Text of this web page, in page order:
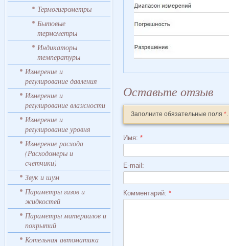
Термогигрометры
Бытовые
термометры
Индикаторы
температуры
Измерение и
регулирование давления
Измерение и
регулирование влажности
Измерение и
регулирование уровня
Измерение расхода
(Расходомеры и
счетчики)
Звук и шум
Параметры газов и
жидкостей
Параметры материалов и
покрытий
Котельная автоматика
Оставьте отзыв
Заполните обязательные поля *.
Имя: *
E-mail:
Комментарий: *